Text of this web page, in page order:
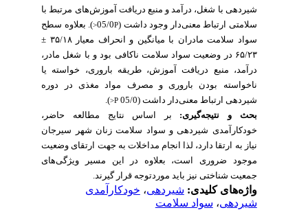
شیردهی با شغل، درآمد و منبع دریافت آموزش‌هایمرتبط با
سلامتی ارتباط معنی‌دار وجود داشت (05/0P<
).بعلاوهسطح
سواد سلامت مادران با میانگین و انحراف معیار ۳۵/۱۸ ±
۶۵/۲۳ در وضعیت سوادسلامت ناکافیبود و با شغل مادر،
درآمد، منبع دریافت آموزش، طریقه باروری، خواسته یا
ناخواسته بودن باروری و مصرف مواد مغذی در دوره
شیردهی ارتباط معنی‌دار داشت(05/0
P<
).
بحث و نتیجه‌گیری:
بر اساس نتایج مطالعه حاضر،
خودکارآمدی شیردهی و سواد سلامت زنان شهر سیرجان
نیاز به ارتقا دارد، لذاانجام مداخلات به جهت ارتقای وضعیت
موجود ضروری است، بعلاوه در این مسیر ویژگی‌های
جمعیت شناختی نیز باید موردتوجه قرار گیرند.
واژه‌های کلیدی:شیردهی،خودکارآمدی
شیردهی،سواد سلامت